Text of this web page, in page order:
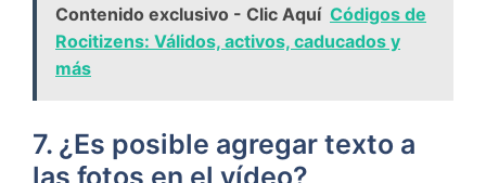
Contenido exclusivo - Clic Aquí Códigos de
Rocitizens: Válidos, activos, caducados y
más
7. ¿Es posible agregar texto a
⁤las fotos en el ⁢vídeo?